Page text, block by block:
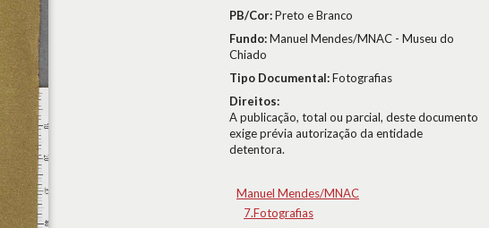
PB/Cor:Preto e Branco
Fundo:Manuel Mendes/MNAC - Museu do
Chiado
Tipo Documental:Fotografias
Direitos:
A publicação, total ou parcial, deste documento
exige prévia autorização da entidade
detentora.
Manuel Mendes/MNAC
7.Fotografias